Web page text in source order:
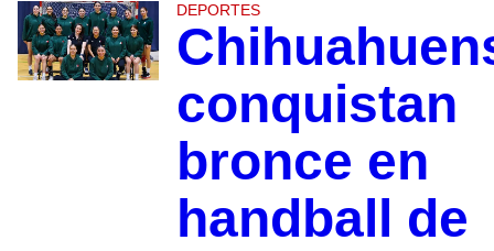
DEPORTES
conquistan
bronce en
handball de